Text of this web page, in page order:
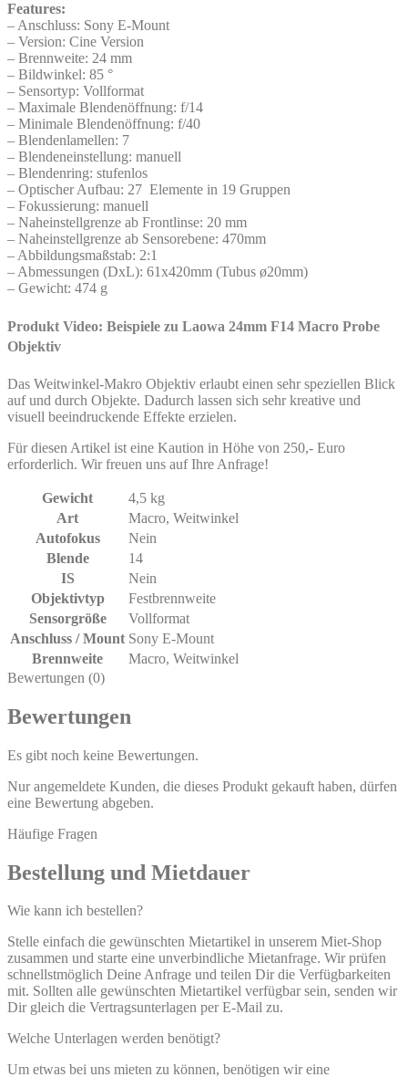
Features:
– Anschluss: Sony E-Mount
– Version: Cine Version
– Brennweite: 24 mm
– Bildwinkel: 85 °
– Sensortyp: Vollformat
– Maximale Blendenöffnung: f/14
– Minimale Blendenöffnung: f/40
– Blendenlamellen: 7
– Blendeneinstellung: manuell
– Blendenring: stufenlos
– Optischer Aufbau: 27 Elemente in 19 Gruppen
– Fokussierung: manuell
– Naheinstellgrenze ab Frontlinse: 20 mm
– Naheinstellgrenze ab Sensorebene: 470mm
– Abbildungsmaßstab: 2:1
– Abmessungen (DxL): 61x420mm (Tubus ø20mm)
– Gewicht: 474 g
Produkt Video: Beispiele zu Laowa 24mm F14 Macro Probe
Objektiv
Das Weitwinkel-Makro Objektiv erlaubt einen sehr speziellen Blick
auf und durch Objekte. Dadurch lassen sich sehr kreative und
visuell beeindruckende Effekte erzielen.
Für diesen Artikel ist eine Kaution in Höhe von 250,- Euro
erforderlich. Wir freuen uns auf Ihre Anfrage!
Gewicht
4,5 kg
Art
Macro, Weitwinkel
Autofokus
Nein
Blende
14
IS
Nein
Objektivtyp
Festbrennweite
Sensorgröße
Vollformat
Anschluss / Mount Sony E-Mount
Brennweite
Macro, Weitwinkel
Bewertungen (0)
Bewertungen
Es gibt noch keine Bewertungen.
Nur angemeldete Kunden, die dieses Produkt gekauft haben, dürfen
eine Bewertung abgeben.
Häufige Fragen
Bestellung und Mietdauer
Wie kann ich bestellen?
Stelle einfach die gewünschten Mietartikel in unserem Miet-Shop
zusammen und starte eine unverbindliche Mietanfrage. Wir prüfen
schnellstmöglich Deine Anfrage und teilen Dir die Verfügbarkeiten
mit. Sollten alle gewünschten Mietartikel verfügbar sein, senden wir
Dir gleich die Vertragsunterlagen per E-Mail zu.
Welche Unterlagen werden benötigt?
Um etwas bei uns mieten zu können, benötigen wir eine